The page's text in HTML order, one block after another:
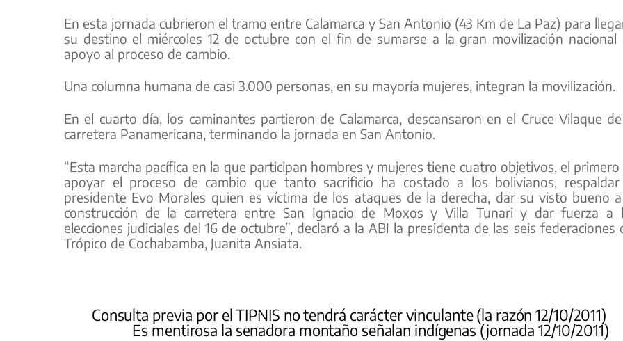
En esta jornada cubrieron el tramo entre Calamarca y San Antonio (43 Km de La Paz) para
su destino el miércoles 12 de octubre con el fin de sumarse a la gran movilización nacional
apoyo al proceso de cambio.
Una columna humana de casi 3.000 personas, en su mayoría mujeres, integran la movilización.
En el cuarto día, los caminantes partieron de Calamarca, descansaron en el Cruce Vilaque
carretera Panamericana, terminando la jornada en San Antonio.
“Esta marcha pacífica en la que participan hombres y mujeres tiene cuatro objetivos, el primero
apoyar el proceso de cambio que tanto sacrificio ha costado a los bolivianos,
presidente Evo Morales quien es víctima de los ataques de la derecha, dar su visto bueno
construcción de la carretera entre San Ignacio de Moxos y Villa Tunari y dar fuerza a
elecciones judiciales del 16 de octubre”, declaró a la ABI la presidenta de las seis federaciones
Trópico de Cochabamba, Juanita Ansiata.
Consulta previa por el TIPNIS no tendrá carácter vinculante (la razón 12/10/2011)
Es mentirosa la senadora montaño señalan indígenas (jornada 12/10/2011)